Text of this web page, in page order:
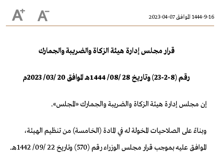
1444-9-16 الموافق 07-04-2023
قرار مجلس إدارة هيئة الزكاة والضريبة والجمارك
رقم (8-2-23) وتاريخ 28 /08/ 1444هـ الموافق 20 /03/ 2023م
إن مجلس إدارة هيئة الزكاة والضريبة والجمارك «المجلس».
وبناءً على الصلاحيات المخولة له في المادة (الخامسة) من تنظيم الهيئة،
الموافق عليه بموجب قرار مجلس الوزراء رقم (570) وتاريخ 22 /09/ 1442هـ.